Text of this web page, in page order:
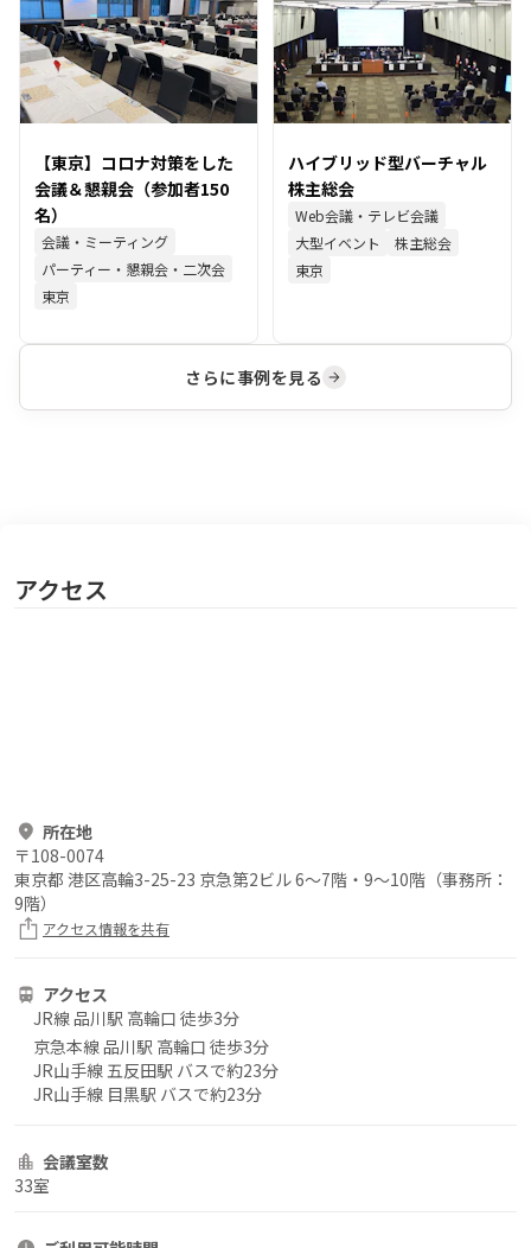
【東京】コロナ対策をした
会議＆懇親会（参加者150
名）
会議・ミーティング
パーティー・懇親会・二次会
東京
ハイブリッド型バーチャル
株主総会
Web会議・テレビ会議
大型イベント
株主総会
東京
さらに事例を見る
アクセス
所在地
〒108-0074
東京都 港区高輪3-25-23 京急第2ビル 6～7階・9～10階（事務所：
9階）
アクセス情報を共有
アクセス
JR線 品川駅 高輪口 徒歩3分
京急本線 品川駅 高輪口 徒歩3分
JR山手線 五反田駅 バスで約23分
JR山手線 目黒駅 バスで約23分
会議室数
33室